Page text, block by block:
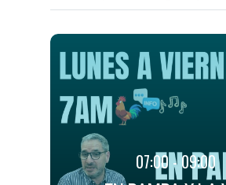
07:00 - 09:00